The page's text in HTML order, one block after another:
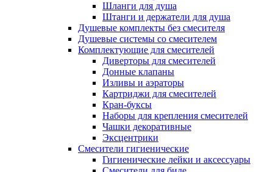
Шланги для душа
Штанги и держатели для душа
Душевые комплекты без смесителя
Душевые системы со смесителем
Комплектующие для смесителей
Диверторы для смесителей
Донные клапаны
Изливы и аэраторы
Картриджи для смесителей
Кран-буксы
Наборы для крепления смесителей
Чашки декоративные
Эксцентрики
Смесители гигиенические
Гигиенические лейки и аксессуары